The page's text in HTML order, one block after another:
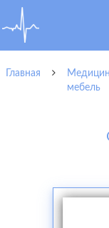
Главная
мебель